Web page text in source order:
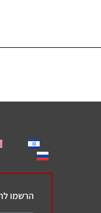
הרשמו